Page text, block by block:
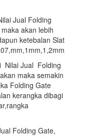
Jual Folding
akan lebih
ketebalan Slat
Nilai Jual Folding
maka semakin
Folding Gate
kerangka dibagi
Folding Gate,